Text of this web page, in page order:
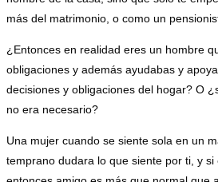
más del matrimonio, o como un
¿Entonces en realidad eres un hombre
obligaciones y además ayudabas y
decisiones y obligaciones del hogar? O
no era necesario?
Una mujer cuando se siente sola en un
temprano dudara lo que siente por ti, y